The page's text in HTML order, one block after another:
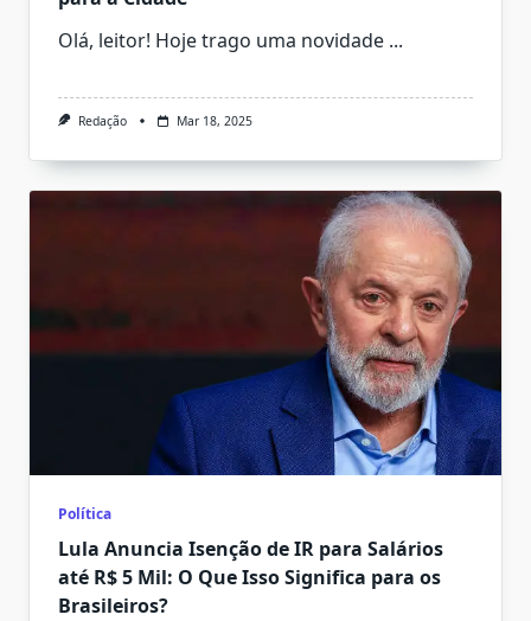
Olá, leitor! Hoje trago uma novidade ...
Redação Mar 18, 2025
Política
Lula Anuncia Isenção de IR para Salários
até R$ 5 Mil: O Que Isso Significa para os
Brasileiros?